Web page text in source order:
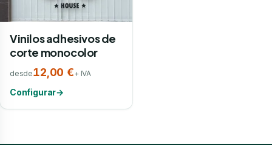
Vinilos adhesivos de
corte monocolor
desde12,00 €+ IVA
Configurar→